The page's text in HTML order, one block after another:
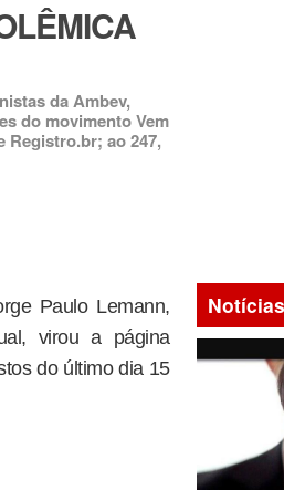
da Ambev,
do movimento Vem
Registro.br; ao 247,
Paulo Lemann,
virou a página
do último dia 15